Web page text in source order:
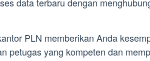
PLN memberikan Anda
petugas yang kompeten dan